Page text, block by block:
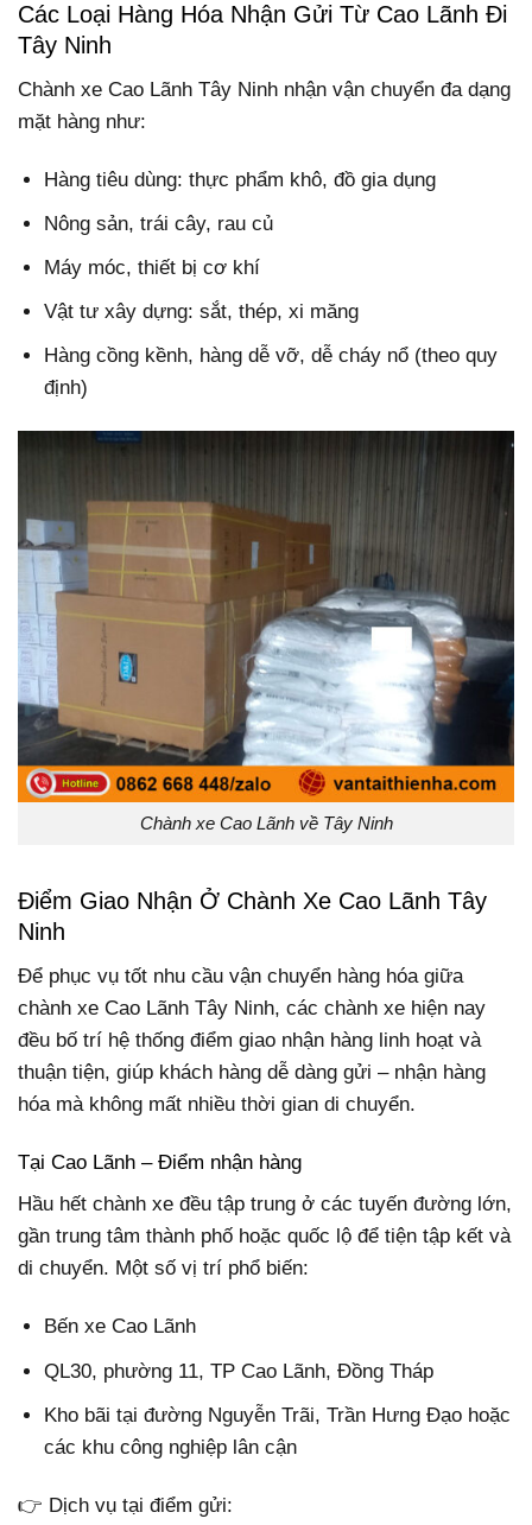
Các Loại Hàng Hóa Nhận Gửi Từ Cao Lãnh Đi
Tây Ninh
Chành xe Cao Lãnh Tây Ninh nhận vận chuyển đa dạng
mặt hàng như:
Hàng tiêu dùng: thực phẩm khô, đồ gia dụng
Nông sản, trái cây, rau củ
Máy móc, thiết bị cơ khí
Vật tư xây dựng: sắt, thép, xi măng
Hàng cồng kềnh, hàng dễ vỡ, dễ cháy nổ (theo quy
định)
Chành xe Cao Lãnh về Tây Ninh
Điểm Giao Nhận Ở Chành Xe Cao Lãnh Tây
Ninh
Để phục vụ tốt nhu cầu vận chuyển hàng hóa giữa
chành xe Cao Lãnh Tây Ninh, các chành xe hiện nay
đều bố trí hệ thống điểm giao nhận hàng linh hoạt và
thuận tiện, giúp khách hàng dễ dàng gửi – nhận hàng
hóa mà không mất nhiều thời gian di chuyển.
Tại Cao Lãnh – Điểm nhận hàng
Hầu hết chành xe đều tập trung ở các tuyến đường lớn,
gần trung tâm thành phố hoặc quốc lộ để tiện tập kết và
di chuyển. Một số vị trí phổ biến:
Bến xe Cao Lãnh
QL30, phường 11, TP Cao Lãnh, Đồng Tháp
Kho bãi tại đường Nguyễn Trãi, Trần Hưng Đạo hoặc
các khu công nghiệp lân cận
👉 Dịch vụ tại điểm gửi: